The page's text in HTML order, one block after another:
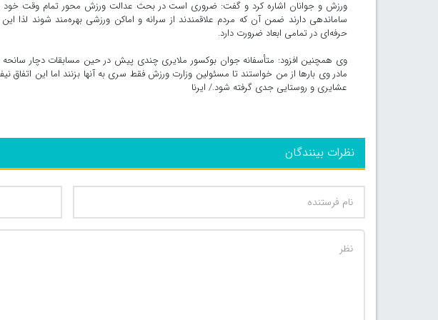
ورزش و جوانان اشاره کرد و گفت: ضروری است در بحث عدالت ورزش محور تمام وقت خود
ساماندهی دارند ضمن آن که مردم علاقمندند از سرانه و اماکن ورزشی بهره‌مند شوند لذا
حرفه‌ای در تمامی ابعاد ضرورت دارد.
وی همچنین افزود: متأسفانه جوان بوکسور ملایری چندی پیش در حین مسابقات دچار
مادر وی بارها از من خواستند تا مسئولین وزارت ورزش فقط سری به آنها بزنند اما این اتفاق
عشایری و روستایی جدی گرفته شود./ ایرنا
نظرات بینندگان